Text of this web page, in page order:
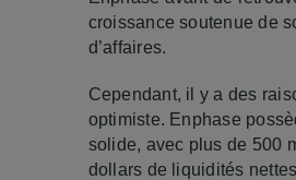
croissance soutenue de
d’affaires.
Cependant, il y a des
optimiste. Enphase
solide, avec plus de 500
dollars de liquidités